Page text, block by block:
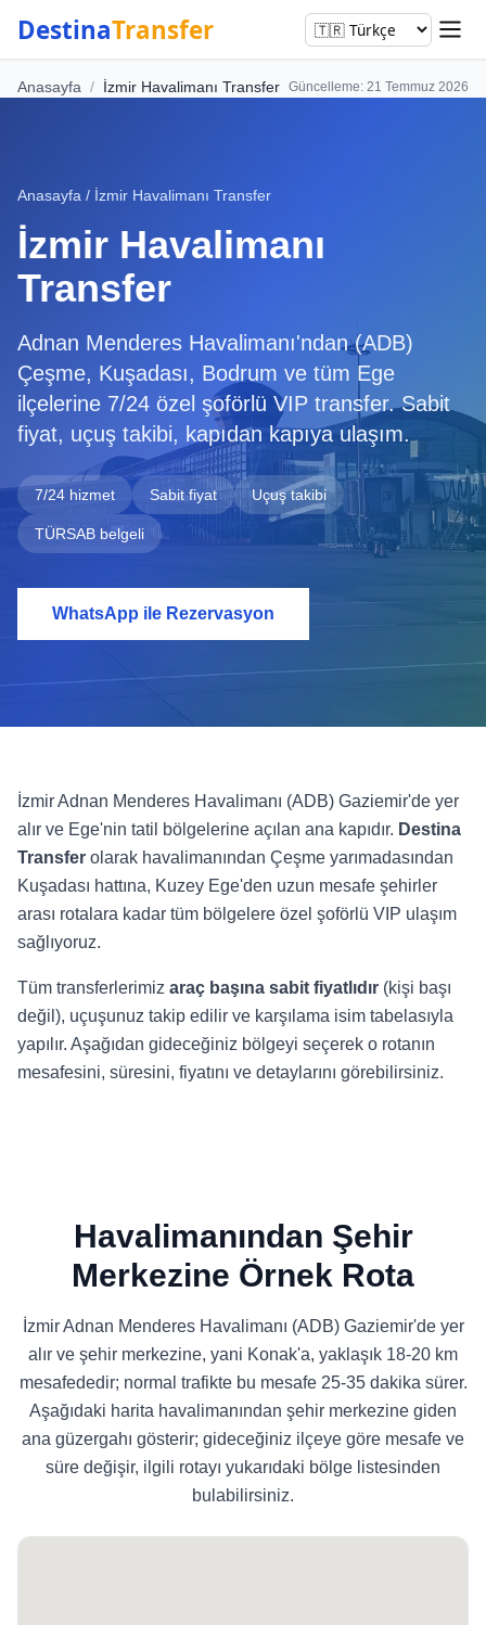
DestinaTransfer
Anasayfa / İzmir Havalimanı Transfer Güncelleme: 21 Temmuz 2026
Anasayfa / İzmir Havalimanı Transfer
İzmir Havalimanı
Transfer
Adnan Menderes Havalimanı'ndan (ADB)
Çeşme, Kuşadası, Bodrum ve tüm Ege
ilçelerine 7/24 özel şoförlü VIP transfer. Sabit
fiyat, uçuş takibi, kapıdan kapıya ulaşım.
7/24 hizmet Sabit fiyat Uçuş takibi
TÜRSAB belgeli
WhatsApp ile Rezervasyon
İzmir Adnan Menderes Havalimanı (ADB) Gaziemir'de yer
alır ve Ege'nin tatil bölgelerine açılan ana kapıdır. Destina
Transfer olarak havalimanından Çeşme yarımadasından
Kuşadası hattına, Kuzey Ege'den uzun mesafe şehirler
arası rotalara kadar tüm bölgelere özel şoförlü VIP ulaşım
sağlıyoruz.
Tüm transferlerimiz araç başına sabit fiyatlıdır (kişi başı
değil), uçuşunuz takip edilir ve karşılama isim tabelasıyla
yapılır. Aşağıdan gideceğiniz bölgeyi seçerek o rotanın
mesafesini, süresini, fiyatını ve detaylarını görebilirsiniz.
Havalimanından Şehir
Merkezine Örnek Rota
İzmir Adnan Menderes Havalimanı (ADB) Gaziemir'de yer
alır ve şehir merkezine, yani Konak'a, yaklaşık 18-20 km
mesafededir; normal trafikte bu mesafe 25-35 dakika sürer.
Aşağıdaki harita havalimanından şehir merkezine giden
ana güzergahı gösterir; gideceğiniz ilçeye göre mesafe ve
süre değişir, ilgili rotayı yukarıdaki bölge listesinden
bulabilirsiniz.